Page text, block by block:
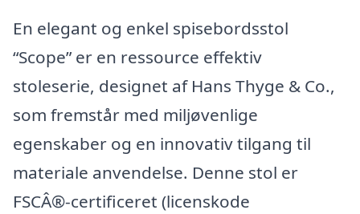
En elegant og enkel spisebordsstol
“Scope” er en ressource effektiv
stoleserie, designet af Hans Thyge & Co.,
som fremstår med miljøvenlige
egenskaber og en innovativ tilgang til
materiale anvendelse. Denne stol er
FSCÂ®-certificeret (licenskode